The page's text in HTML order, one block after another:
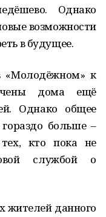
Однако
возможности
в будущее.
«Молодёжном» к
дома ещё
Однако общее
больше –
кто пока не
службой о
жителей данного